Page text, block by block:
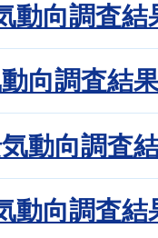
動向調査結
向調査結
動向調査
動向調査結